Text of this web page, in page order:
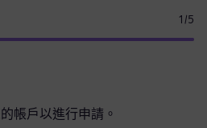
1 /5
帳戶以進行申請。